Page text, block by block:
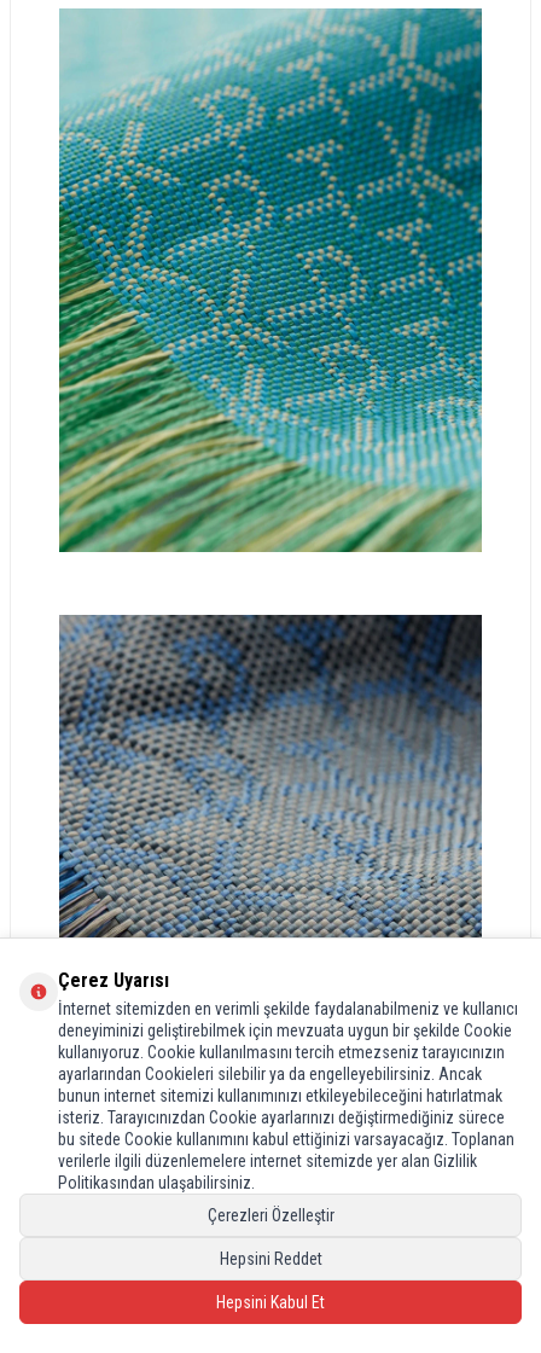
Kapak
Sert, Silikon, Kablosuz Şarj
Çerez Uyarısı
İnternet sitemizden en verimli şekilde faydalanabilmeniz ve kullanıcı
deneyiminizi geliştirebilmek için mevzuata uygun bir şekilde Cookie
kullanıyoruz. Cookie kullanılmasını tercih etmezseniz tarayıcınızın
ayarlarından Cookieleri silebilir ya da engelleyebilirsiniz. Ancak
bunun internet sitemizi kullanımınızı etkileyebileceğini hatırlatmak
isteriz. Tarayıcınızdan Cookie ayarlarınızı değiştirmediğiniz sürece
bu sitede Cookie kullanımını kabul ettiğinizi varsayacağız. Toplanan
verilerle ilgili düzenlemelere internet sitemizde yer alan Gizlilik
Politikasından ulaşabilirsiniz.
Çerezleri Özelleştir
Hepsini Reddet
Hepsini Kabul Et